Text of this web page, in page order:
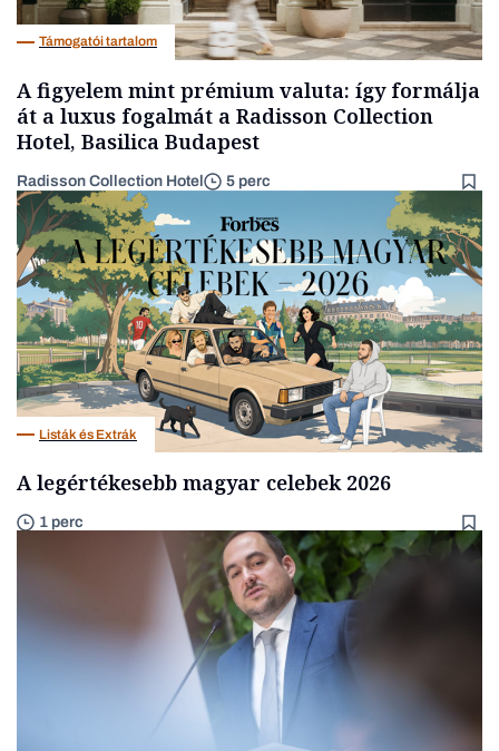
Támogatói tartalom
A figyelem mint prémium valuta: így formálja
át a luxus fogalmát a Radisson Collection
Hotel, Basilica Budapest
Radisson Collection Hotel 5 perc
Listák és Extrák
A legértékesebb magyar celebek 2026
1 perc